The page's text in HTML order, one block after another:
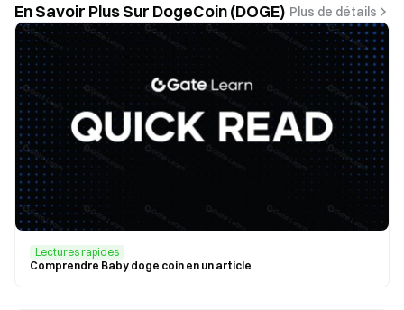
En Savoir Plus Sur DogeCoin (DOGE) Plus de détails
Lectures rapides
Comprendre Baby doge coin en un article